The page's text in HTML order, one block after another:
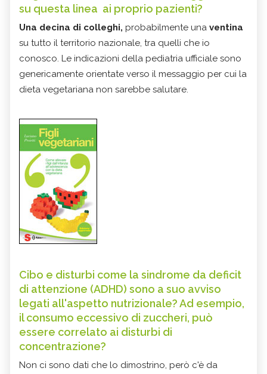
su questa linea ai proprio pazienti?
Una decina di colleghi, probabilmente una ventina
su tutto il territorio nazionale, tra quelli che io
conosco. Le indicazioni della pediatria ufficiale sono
genericamente orientate verso il messaggio per cui la
dieta vegetariana non sarebbe salutare.
Cibo e disturbi come la sindrome da deficit
di attenzione (ADHD) sono a suo avviso
legati all'aspetto nutrizionale? Ad esempio,
il consumo eccessivo di zuccheri, può
essere correlato ai disturbi di
concentrazione?
Non ci sono dati che lo dimostrino, però c'è da